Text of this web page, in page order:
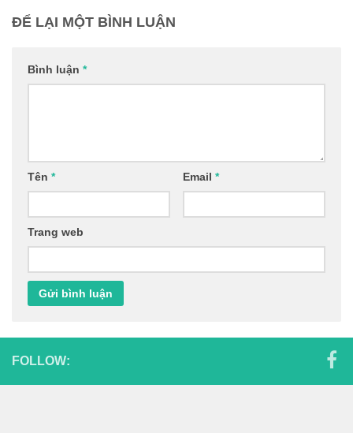
ĐỂ LẠI MỘT BÌNH LUẬN
Bình luận *
Tên * Email *
Trang web
FOLLOW: